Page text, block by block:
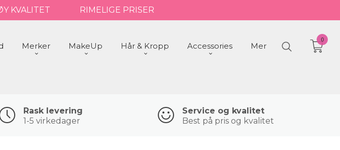
KVALITET RIMELIGE PRISER
Merker MakeUp Hår & Kropp Accessories Mer
0
Rask levering
1-5 virkedager
Service og kvalitet
Best på pris og kvalitet